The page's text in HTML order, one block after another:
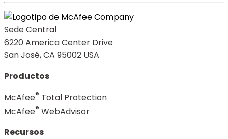
Sede Central
6220 America Center Drive
San José, CA 95002 USA
Productos
McAfee® Total Protection
McAfee® WebAdvisor
Recursos